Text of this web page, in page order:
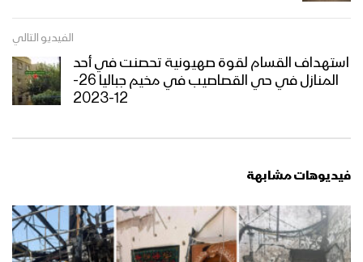
الفيديو التالي
استهداف القسام لقوة صهيونية تحصنت في أحد
المنازل في حي القصاصيب في مخيم جباليا 26-
12-2023
فيديوهات مشابهة